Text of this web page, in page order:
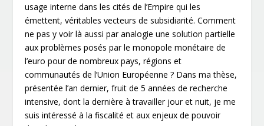
usage interne dans les cités de l’Empire qui les
émettent, véritables vecteurs de subsidiarité. Comment
ne pas y voir là aussi par analogie une solution partielle
aux problèmes posés par le monopole monétaire de
l’euro pour de nombreux pays, régions et
communautés de l’Union Européenne ? Dans ma thèse,
présentée l’an dernier, fruit de 5 années de recherche
intensive, dont la dernière à travailler jour et nuit, je me
suis intéressé à la fiscalité et aux enjeux de pouvoir